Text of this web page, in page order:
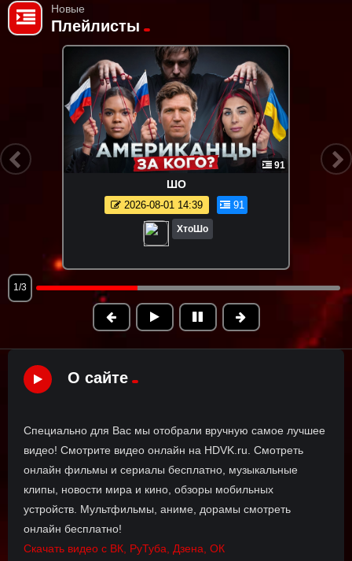
Новые
Плейлисты
91
ШО
2026-08-01 14:39 91
ХтоШо
1/3
О сайте
Специально для Вас мы отобрали вручную самое лучшее
видео! Смотрите видео онлайн на HDVK.ru. Смотреть
онлайн фильмы и сериалы бесплатно, музыкальные
клипы, новости мира и кино, обзоры мобильных
устройств. Мультфильмы, аниме, дорамы смотреть
онлайн бесплатно!
Скачать видео с ВК, РуТуба, Дзена, ОК